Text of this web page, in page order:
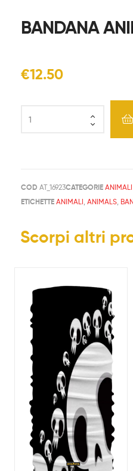
BANDANA
€12.50
COD AT_16923CATEGORIE ANIMALI
ETICHETTE ANIMALI, ANIMALS,
Scorpi altri